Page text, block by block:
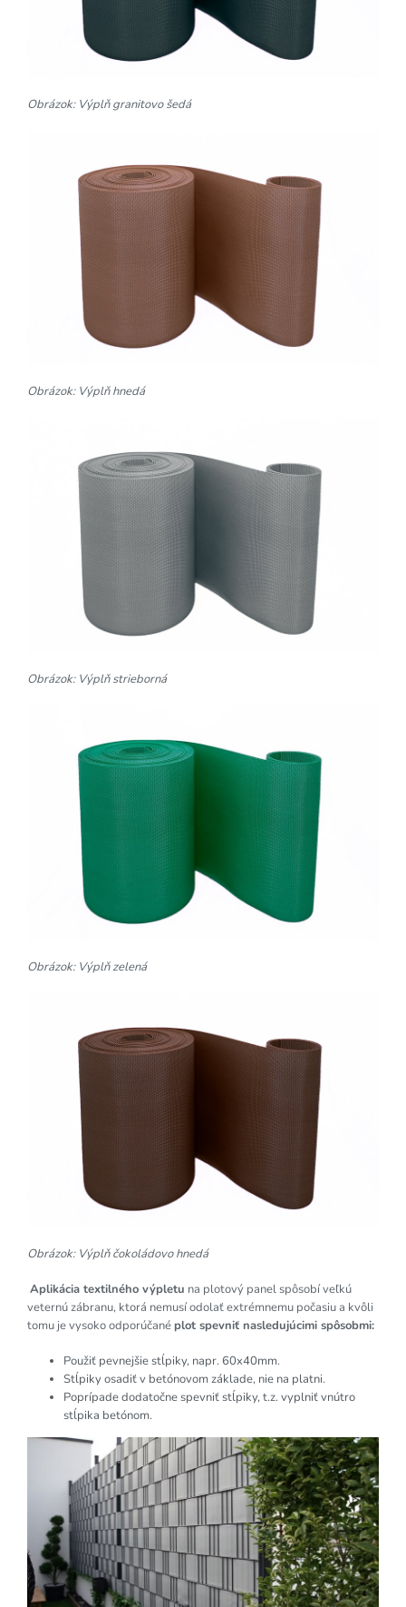
Obrázok: Výplň granitovo šedá
Obrázok: Výplň hnedá
Obrázok: Výplň strieborná
Obrázok: Výplň zelená
Obrázok: Výplň čokoládovo hnedá
Aplikácia textilného výpletu na plotový panel spôsobí veľkú
veternú zábranu, ktorá nemusí odolať extrémnemu počasiu a kvôli
tomu je vysoko odporúčanéplot spevniť nasledujúcimi spôsobmi:
Použiť pevnejšie stĺpiky, napr. 60x40mm.
Stĺpiky osadiť v betónovom základe, nie na platni.
Poprípade dodatočne spevniť stĺpiky, t.z. vyplniť vnútro
stĺpika betónom.